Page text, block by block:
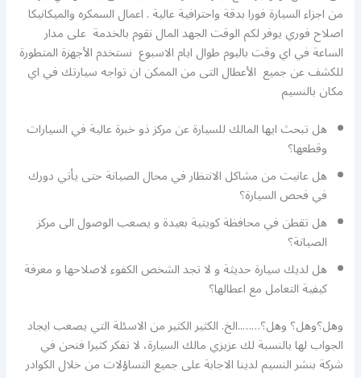
من اجزاء السيارة فورا بدقة واحترافية عالية . اعمال السمكره والميكانيكا
اصلاح فوري يوفر لكم الوقت الجهد المال نقوم بالخدمة على مدار
الساعة في اي وقت باليوم طوال ايام الاسبوع نستخدم الأجهزة المتطورة
للكشف عن جميع الأعطال التى من الممكن ان تواجه سيارتك في اي
مكان بالنسيم
هل تبحث ايها المالك للسيارة عن مركز ذو خبرة عالية في السيارات
وقطعها؟
هل عانيت من مشاكل الانتظار في محال الصيانة حتى يأتي دورك
في فحص السيارة؟
هل تقطن في محافظة كويتية بعيدة و يصعب الوصول الى مركز
الصيانة؟
هل لديك سيارة حديثة و لا تجد الشخص الكفوء لاصلاحها و معرفة
كيفية التعامل مع اعطالها؟
وهل؟وهل؟ وهل؟……..الخ. الكثير الكثير من الاسئلة التي يصعب ايجاد
الجواب لها بالنسبة لك عزيزي مالك السيارة، لا تفكر كثيرا فنحن في
شركة بنشر النسيم لدينا الاجابة على جميع التساؤلات من خلال الكوادر